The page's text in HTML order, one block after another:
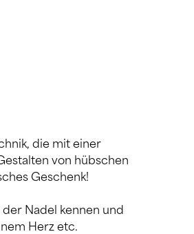
die mit einer
von hübschen
Geschenk!
Nadel kennen und
Herz etc.